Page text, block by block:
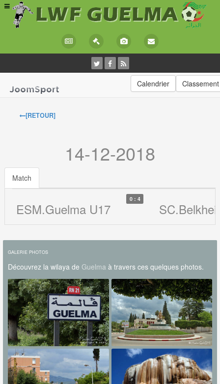
Calendrier Classement
[RETOUR]
14-12-2018
Match
ESM.Guelma U17
0 : 4
GALERIE PHOTOS
Découvrez la wilaya de Guelma à travers ces quelques photos.